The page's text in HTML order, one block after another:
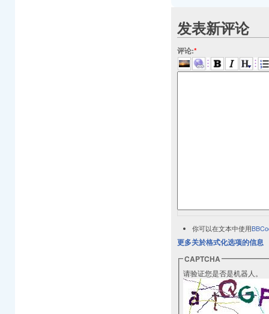
发表新评论
评论:*
你可以在文本中使用
更多关於格式化选项的信息
CAPTCHA
请验证您是否是机器人。